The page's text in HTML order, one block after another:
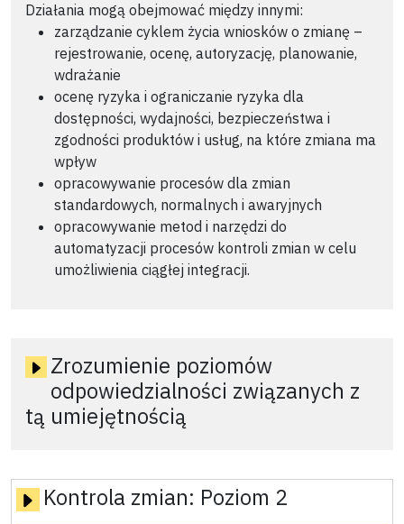
Działania mogą obejmować między innymi:
zarządzanie cyklem życia wniosków o zmianę –
rejestrowanie, ocenę, autoryzację, planowanie,
wdrażanie
ocenę ryzyka i ograniczanie ryzyka dla
dostępności, wydajności, bezpieczeństwa i
zgodności produktów i usług, na które zmiana ma
wpływ
opracowywanie procesów dla zmian
standardowych, normalnych i awaryjnych
opracowywanie metod i narzędzi do
automatyzacji procesów kontroli zmian w celu
umożliwienia ciągłej integracji.
Zrozumienie poziomów
odpowiedzialności związanych z
tą umiejętnością
Kontrola zmian: Poziom 2